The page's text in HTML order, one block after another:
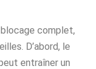
complet,
D’abord, le
entraîner un